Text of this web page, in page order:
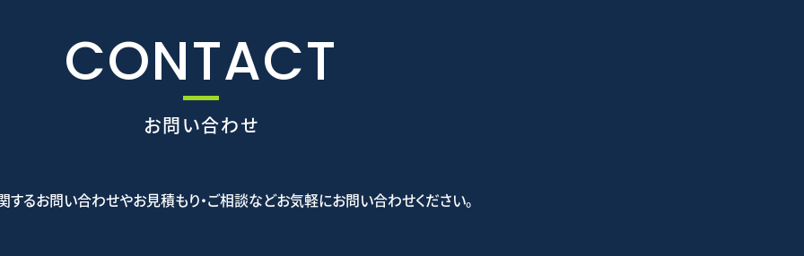
CONTACT
お問い合わせ
するお問い合わせやお見積もり・ご相談などお気軽にお問い合わせください。